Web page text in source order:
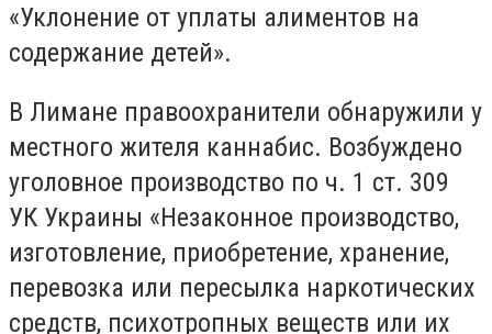
«Уклонение от уплаты алиментов на
содержание детей».
В Лимане правоохранители обнаружили у
местного жителя каннабис. Возбуждено
уголовное производство по ч. 1 ст. 309
УК Украины «Незаконное производство,
изготовление, приобретение, хранение,
перевозка или пересылка наркотических
средств, психотропных веществ или их